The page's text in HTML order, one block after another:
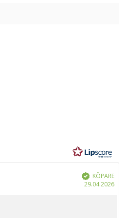
Bekräftad
KÖPARE
29.04.2026